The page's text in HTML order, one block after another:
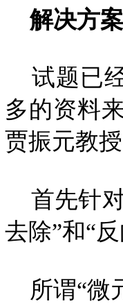
解决方案
试题已经
多的资料
贾振元教
首先针对
去除”和“
所谓“微